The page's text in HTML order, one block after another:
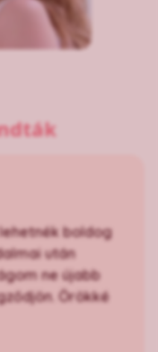
boldog
után
ne újabb
Örökké